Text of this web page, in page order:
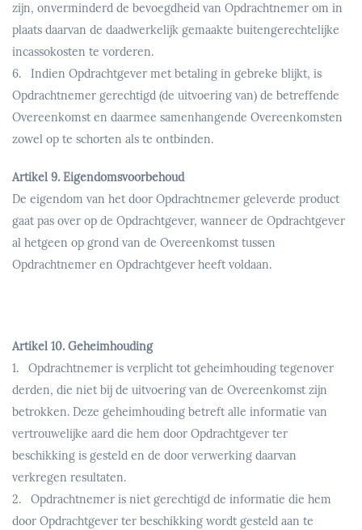
zijn, onverminderd de bevoegdheid van Opdrachtnemer om in
plaats daarvan de daadwerkelijk gemaakte buitengerechtelijke
incassokosten te vorderen.
6. Indien Opdrachtgever met betaling in gebreke blijkt, is
Opdrachtnemer gerechtigd (de uitvoering van) de betreffende
Overeenkomst en daarmee samenhangende Overeenkomsten
zowel op te schorten als te ontbinden.
Artikel 9. Eigendomsvoorbehoud
De eigendom van het door Opdrachtnemer geleverde product
gaat pas over op de Opdrachtgever, wanneer de Opdrachtgever
al hetgeen op grond van de Overeenkomst tussen
Opdrachtnemer en Opdrachtgever heeft voldaan.
Artikel 10. Geheimhouding
1. Opdrachtnemer is verplicht tot geheimhouding tegenover
derden, die niet bij de uitvoering van de Overeenkomst zijn
betrokken. Deze geheimhouding betreft alle informatie van
vertrouwelijke aard die hem door Opdrachtgever ter
beschikking is gesteld en de door verwerking daarvan
verkregen resultaten.
2. Opdrachtnemer is niet gerechtigd de informatie die hem
door Opdrachtgever ter beschikking wordt gesteld aan te